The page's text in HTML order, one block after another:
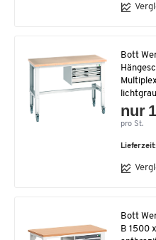
Bott
nur
pro St.
Lieferzeit:
Bott
B 1500